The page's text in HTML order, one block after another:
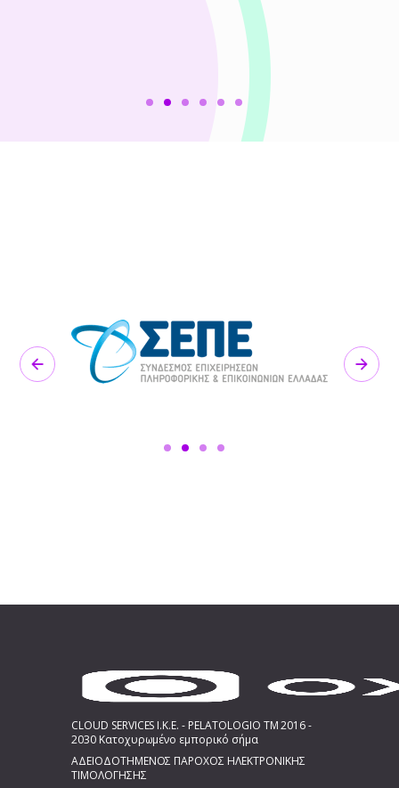
Previous Next
CLOUD SERVICES I.K.E. - PELATOLOGIO TM 2016 -
2030 Κατοχυρωμένο εμπορικό σήμα
ΑΔΕΙΟΔΟΤΗΜΕΝΟΣ ΠΑΡΟΧΟΣ ΗΛΕΚΤΡΟΝΙΚΗΣ
ΤΙΜΟΛΟΓΗΣΗΣ